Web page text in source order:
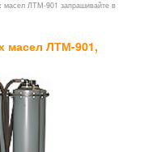
масел ЛТМ-901 запрашивайте в
масел ЛТМ-901,